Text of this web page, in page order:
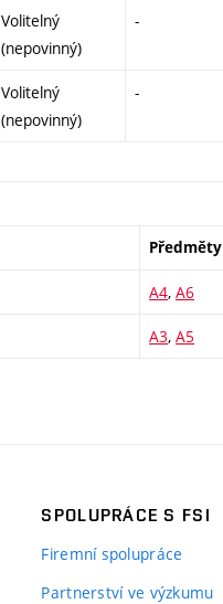
Volitelný
(nepovinný)
-
Volitelný
(nepovinný)
-
Předměty
A4, A6
A3, A5
SPOLUPRÁCE S FSI
Firemní spolupráce
Partnerství ve výzkumu